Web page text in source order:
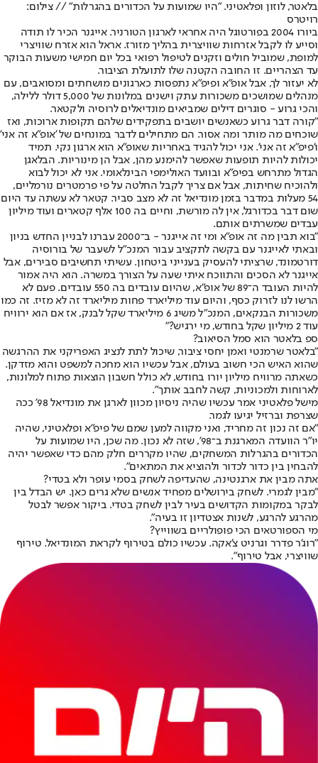
בלאטר, לוזון ופלאטיני. "היו שמועות על הכדורים בהגרלות" // צילום:
רויטרס
ביורו 2004 בפורטוגל היה אחראי לארגון הטורניר. אייגנר הכיר לו תודה
וסייע לו לקבל אזרחות שוויצרית בהליך מזורז. אראל הוא אזרח שוויצרי
למופת, שמוביל חולים וזקנים לטיפול רפואי בכל יום חמישי משעות הבוקר
עד הצהריים. זו החובה הקטנה שלו לתועלת הציבור.
לא יעזור לך, אבל אופ"א ופיפ"א נתפסות כארגונים מושחתים ומסואבים, עם
מנהלים שמושכים משכורות עתק וישנים במלונות של 5,000 דולר ללילה,
והכי גרוע - סוגרים דילים שמביאים מונדיאלים לרוסיה ולקטאר.
"קורה דבר גרוע כשאנשים יושבים בתפקידים שלהם תקופות ארוכות, ואז
שוכחים מה מותר ומה אסור. הם מתחילים לדבר במונחים של 'אופ"א זה אני'
ו'פיפ"א זה אני'. אני יכול להגיד באחריות שאופ"א הוא ארגון נקי. תמיד
יכולות להיות תופעות שאפשר להימנע מהן, אבל הן מינוריות. הבלאגן
הגדול מתרחש בפיפ"א ובוועד האולימפי הבינלאומי. אני לא יכול לבוא
ולהוכיח שחיתות, אבל אם צריך לקבל החלטה על פי פרמטרים נורמליים,
54 מעלות במדבר בזמן מונדיאל זה לא מצב סביר. קטאר לא עשתה עד היום
שום דבר בכדורגל, אין לה מורשת, וחיים בה 100 אלף קטארים ועוד מיליון
עבדים שמשרתים אותם.
"בוא תבין מה זה אופ"א ומי זה אייגנר - ב־2000 עברנו לבניין החדש בניון
ובאתי לאייגנר עם בקשה לתקציב עבור המנכ"ל לשעבר של בורוסיה
דורטמונד, שרציתי להעסיק בענייני ביטחון. עשיתי תחשיבים סבירים, אבל
אייגנר לא הסכים והתווכח איתי שעה על הצורך במשרה. הוא היה אמור
להיות העובד ה־89 של אופ"א, שהיום עובדים בה 550 עובדים. פעם לא
הרשו לנו לזרוק כסף, והיום עוד מיליארד פחות מיליארד זה לא מזיז. זה כמו
משכורות הבנקאים, המנכ"ל משיג 6 מיליארד שקל לבנק, אז אם הוא ירוויח
עוד 2 מיליון שקל בחודש, מי ירגיש?"
ספ בלאטר הוא סמל הסיאוב?
"בלאטר שרמנטי ואמן יחסי ציבור, שיכול לתת לנציג האפריקני את ההרגשה
שהוא האיש הכי חשוב בעולם, אבל עכשיו הוא מחכה למשפט והוא מזדקן.
כשאתה מרוויח מיליון יורו בחודש, לא כולל חשבון הוצאות פתוח למלונות,
לארוחות ולמכוניות, קשה לחבב אותך".
מישל פלאטיני אמר עכשיו שהיה ניסיון מכוון לארגן את מונדיאל 98' ככה
שצרפת וברזיל יגיעו לגמר.
"אם זה נכון זה מחריד, ואני מקווה למען שמם של פיפ"א ופלאטיני, שהיה
יו"ר הוועדה המארגנת ב־98', שזה לא נכון. מה שכן, היו שמועות על
הכדורים בהגרלות המשחקים, שהיו מקררים חלק מהם כדי שאפשר יהיה
להבחין בין כדור לכדור ולהוציא את המתאים".
אתה מבין את ארגנטינה, שהעדיפה לשחק בסמי עופר ולא בטדי?
"מבין לגמרי. לשחק בירושלים מפחיד אנשים שלא גרים כאן. יש הבדל בין
לבקר במקומות הקדושים בעיר לבין לשחק בטדי. ביקור אפשר לבטל
מהרגע להרגע, לשנות אצטדיון זו בעיה".
מי הספורטאים הכי פופולריים בשווייץ?
"רוג'ר פדרר וגרניט צ'אקה. עכשיו כולם בטירוף לקראת המונדיאל. טירוף
שוויצרי, אבל טירוף".